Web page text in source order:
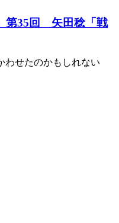
第35回 矢田稔「戦
わせたのかもしれない